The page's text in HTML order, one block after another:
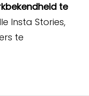
te
Insta Stories,
te